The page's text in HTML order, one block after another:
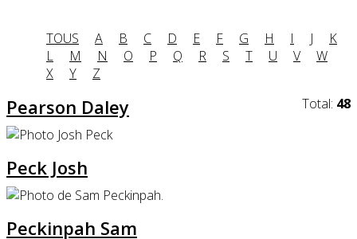
TOUS A B C D E F G H I J
K
L
M N O P Q R S T U V
W
X
Y
Z
Total: 48
Pearson Daley
Peck Josh
Peckinpah Sam